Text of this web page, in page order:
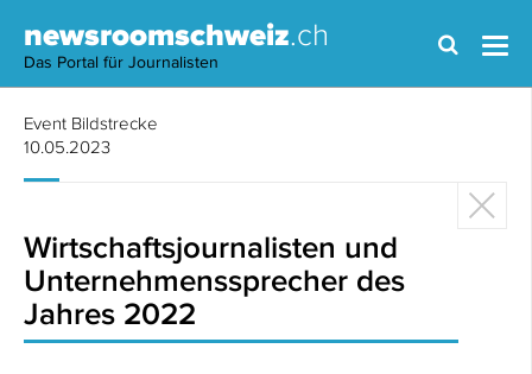
newsroomschweiz.ch
Das Portal für Journalisten
Event Bildstrecke
10.05.2023
Wirtschaftsjournalisten und
Unternehmenssprecher des
Jahres 2022